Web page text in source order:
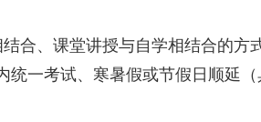
合、课堂讲授与自学相结合的方
统一考试、寒暑假或节假日顺延